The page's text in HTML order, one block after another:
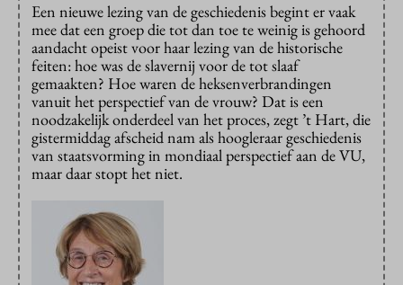
Een nieuwe lezing van de geschiedenis begint er vaak
mee dat een groep die tot dan toe te weinig is gehoord
aandacht opeist voor haar lezing van de historische
feiten: hoe was de slavernij voor de tot slaaf
gemaakten? Hoe waren de heksenverbrandingen
vanuit het perspectief van de vrouw? Dat is een
noodzakelijk onderdeel van het proces, zegt ’t Hart, die
gistermiddag afscheid nam als hoogleraar geschiedenis
van staatsvorming in mondiaal perspectief aan de VU,
maar daar stopt het niet.